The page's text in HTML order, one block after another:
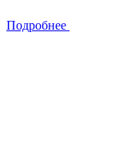
Подробнее